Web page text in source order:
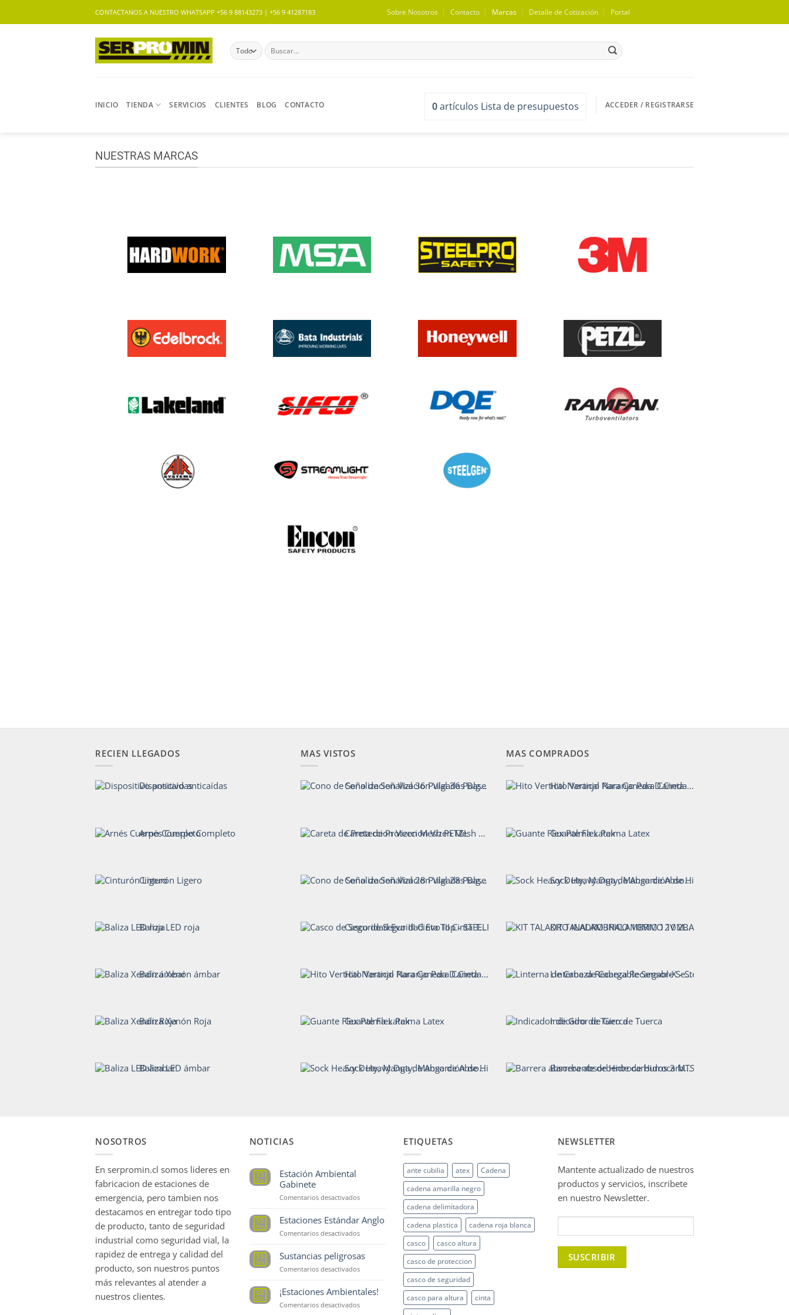
CONTACTANOS A NUESTRO WHATSAPP +56 9 88143273 | +56 9 41287183 Sobre Nosotros Contacto Marcas Detalle de Cotización Portal
Buscar
por:
INICIO TIENDA SERVICIOS CLIENTES BLOG CONTACTO 0artículos Lista de presupuestos ACCEDER / REGISTRARSE
NUESTRAS MARCAS
RECIEN LLEGADOS
Dispositivo anticaídas
Arnés Cuerpo Completo
Cinturón Ligero
Baliza LED roja
Baliza Xenón ámbar
Baliza Xenón Roja
Baliza LED ámbar
MAS VISTOS
Cono de Señalizacion Vial 36 Pulgadas Base Pesada
Careta de Proteccion Vizen Mesh PETZL
Cono de Señalizacion Vial 28 Pulgadas Base Pesada
Casco de Seguridad Evo III Cinta Top - STEELPRO
Hito Vertical Naranjo Para Caneda D.Cinta
Guante Flex Palma Latex
Sock Heavy Duty, Manga de Absorción de Hidrocarburos - CrunchOil
MAS COMPRADOS
Hito Vertical Naranjo Para Caneda D.Cinta
Guante Flex Palma Latex
Sock Heavy Duty, Manga de Absorción de Hidrocarburos - CrunchOil
KIT TALADRO INALAMBRICO 10MM 12V 2BAT TP 810/12 K2
Linterna de Cabeza Recargable Sensor-X - Steelpro
Indicador de Giro de Tuerca
Barrera absorbente de Hidrocarburos 3 MTS. - Codigo911
NOSOTROS
En serpromin.cl somos lideres en
fabricacion de estaciones de
emergencia, pero tambien nos
destacamos en entregar todo tipo
de producto, tanto de seguridad
industrial como seguridad vial, la
rapidez de entrega y calidad del
producto, son nuestros puntos
más relevantes al atender a
nuestros clientes.
NOTICIAS
15
Sep
Estación Ambiental
Gabinete
Comentarios desactivadosen
Ambiental
Gabinete
15
Sep
Estaciones Estándar Anglo
Comentarios desactivadosen
Anglo
15
Sep
Sustancias peligrosas
Comentarios desactivadosen
peligrosas
28
Oct
¡Estaciones Ambientales!
Comentarios desactivadosen
ETIQUETAS
ante cubilia atex
Cadena
cadena amarilla negro
cadena delimitadora
cadena plastica
cadena roja blanca
casco
casco altura
casco de proteccion
casco de seguridad
casco para altura
cinta
NEWSLETTER
Mantente actualizado de nuestros
productos y servicios, inscribete
en nuestro Newsletter.